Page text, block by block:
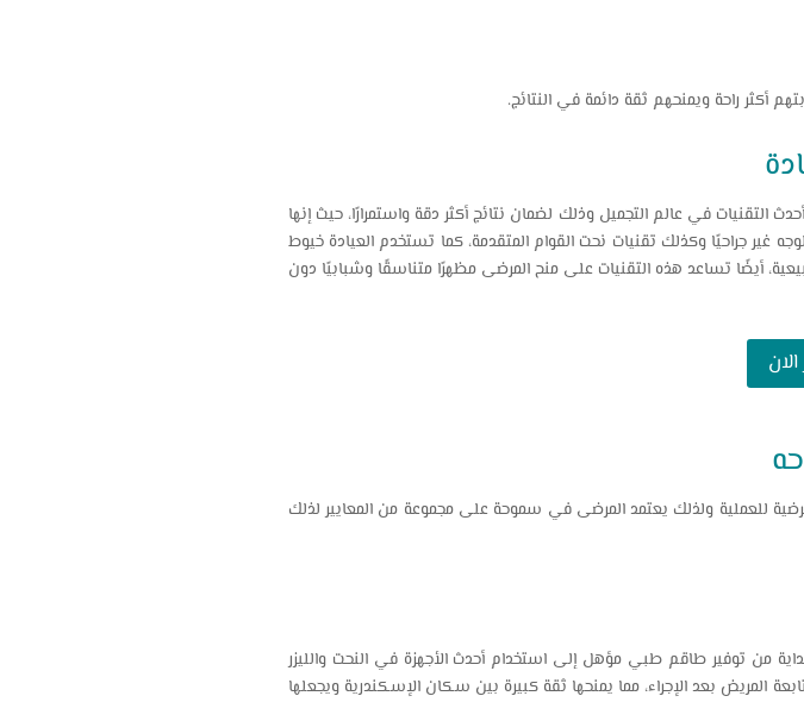
أكثر راحة ويمنحهم ثقة دائمة في النتائج.
في عالم التجميل وذلك لضمان نتائج أكثر دقة واستمرارًا، حيث إنها
غير جراحيًا وكذلك تقنيات نحت القوام المتقدمة، كما تستخدم العيادة خيوط
أيضًا تساعد هذه التقنيات على منح المرضى مظهرًا متناسقًا وشبابيًا دون
للعملية ولذلك يعتمد المرضى في سموحة على مجموعة من المعايير لذلك
من توفير طاقم طبي مؤهل إلى استخدام أحدث الأجهزة في النحت والليزر
المريض بعد الإجراء، مما يمنحها ثقة كبيرة بين سكان الإسكندرية ويجعلها